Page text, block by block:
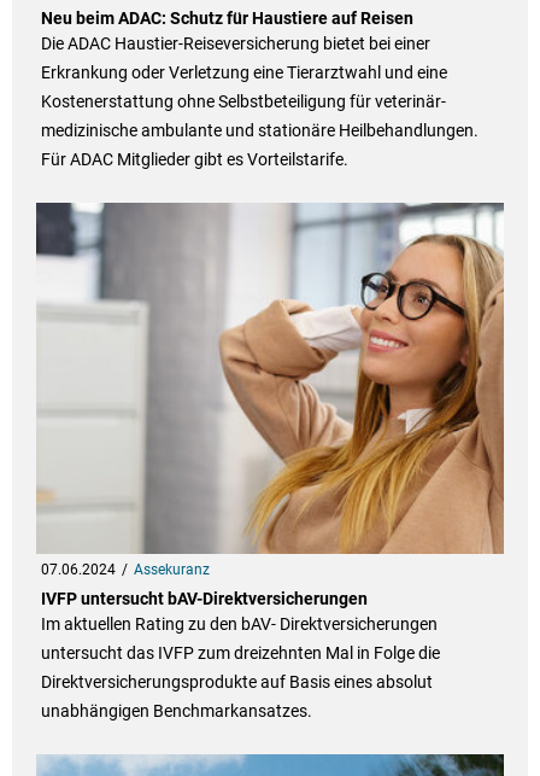
Neu beim ADAC: Schutz für Haustiere auf Reisen
Die ADAC Haustier-Reiseversicherung bietet bei einer
Erkrankung oder Verletzung eine Tierarztwahl und eine
Kostenerstattung ohne Selbstbeteiligung für veterinär-
medizinische ambulante und stationäre Heilbehandlungen.
Für ADAC Mitglieder gibt es Vorteilstarife.
07.06.2024 Assekuranz
IVFP untersucht bAV-Direktversicherungen
Im aktuellen Rating zu den bAV- Direktversicherungen
untersucht das IVFP zum dreizehnten Mal in Folge die
Direktversicherungsprodukte auf Basis eines absolut
unabhängigen Benchmarkansatzes.